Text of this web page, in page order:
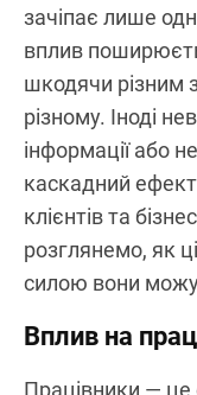
зачіпає лише
вплив
шкодячи різним
різному. Іноді
інформації або
каскадний ефект
клієнтів та
розглянемо, як
силою вони
Вплив на
Працівники — це